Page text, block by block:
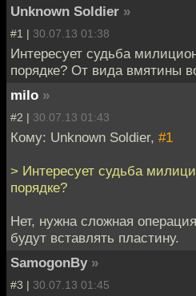
Unknown Soldier »
#1 | 30.07.13 01:38
Интересует судьба
порядке? От вида вмятины
milo »
#2 | 30.07.13 01:43
Кому: Unknown Soldier, #1
> Интересует судьба
порядке?
Нет, нужна сложная
будут вставлять пластину.
SamogonBy »
#3 | 30.07.13 01:45